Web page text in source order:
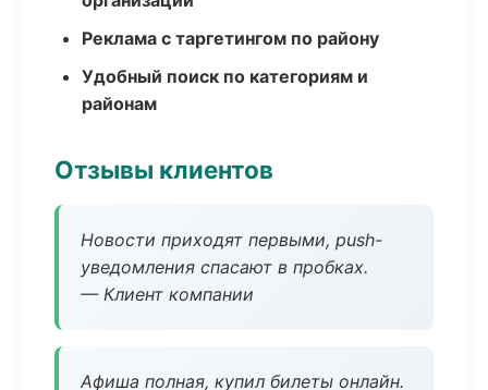
Реклама с таргетингом по району
Удобный поиск по категориям и
районам
Отзывы клиентов
Новости приходят первыми, push-
уведомления спасают в пробках.
— Клиент компании
Афиша полная, купил билеты онлайн.